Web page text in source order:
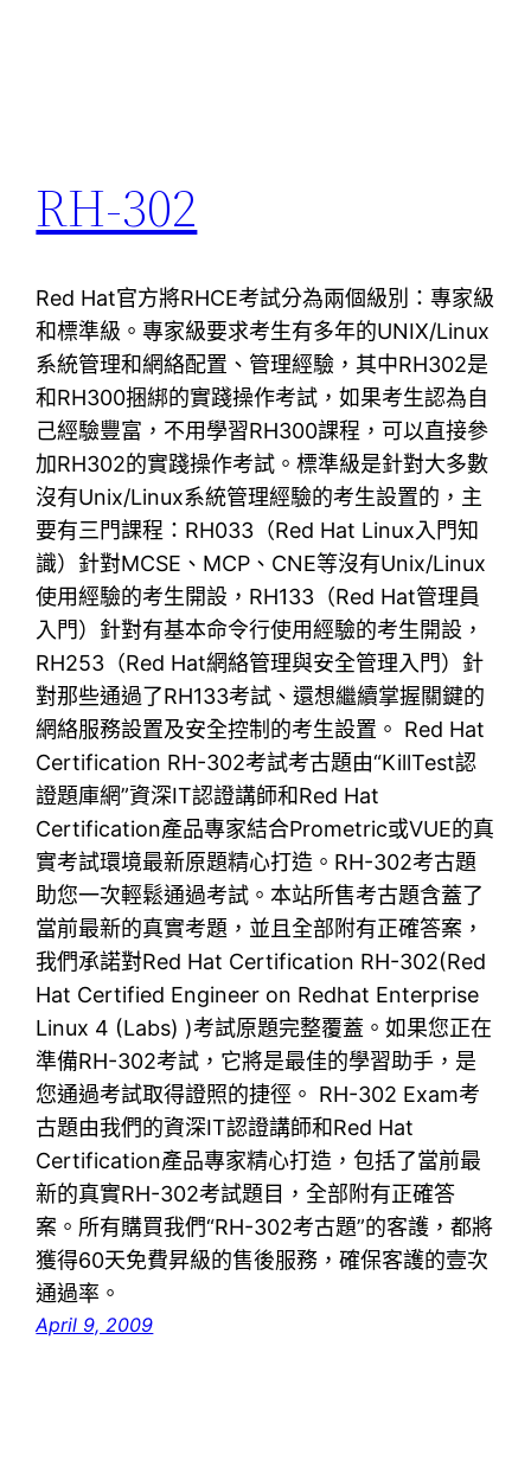
RH-302
Red Hat官方將RHCE考試分為兩個級別：專家級
和標準級。專家級要求考生有多年的UNIX/Linux
系統管理和網絡配置、管理經驗，其中RH302是
和RH300捆綁的實踐操作考試，如果考生認為自
己經驗豐富，不用學習RH300課程，可以直接參
加RH302的實踐操作考試。標準級是針對大多數
沒有Unix/Linux系統管理經驗的考生設置的，主
要有三門課程：RH033（Red Hat Linux入門知
識）針對MCSE、MCP、CNE等沒有Unix/Linux
使用經驗的考生開設，RH133（Red Hat管理員
入門）針對有基本命令行使用經驗的考生開設，
RH253（Red Hat網絡管理與安全管理入門）針
對那些通過了RH133考試、還想繼續掌握關鍵的
網絡服務設置及安全控制的考生設置。 Red Hat
Certification RH-302考試考古題由“KillTest認
證題庫網”資深IT認證講師和Red Hat
Certification產品專家結合Prometric或VUE的真
實考試環境最新原題精心打造。RH-302考古題
助您一次輕鬆通過考試。本站所售考古題含蓋了
當前最新的真實考題，並且全部附有正確答案，
我們承諾對Red Hat Certification RH-302(Red
Hat Certified Engineer on Redhat Enterprise
Linux 4 (Labs) )考試原題完整覆蓋。如果您正在
準備RH-302考試，它將是最佳的學習助手，是
您通過考試取得證照的捷徑。 RH-302 Exam考
古題由我們的資深IT認證講師和Red Hat
Certification產品專家精心打造，包括了當前最
新的真實RH-302考試題目，全部附有正確答
案。所有購買我們“RH-302考古題”的客護，都將
獲得60天免費昇級的售後服務，確保客護的壹次
通過率。
April 9, 2009